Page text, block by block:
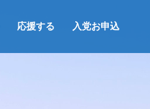
応援する 入党お申込